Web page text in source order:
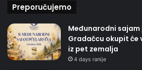
Preporučujemo
Međunarodni
Gradačcu okupit će
iz pet zemalja
4 days ranije